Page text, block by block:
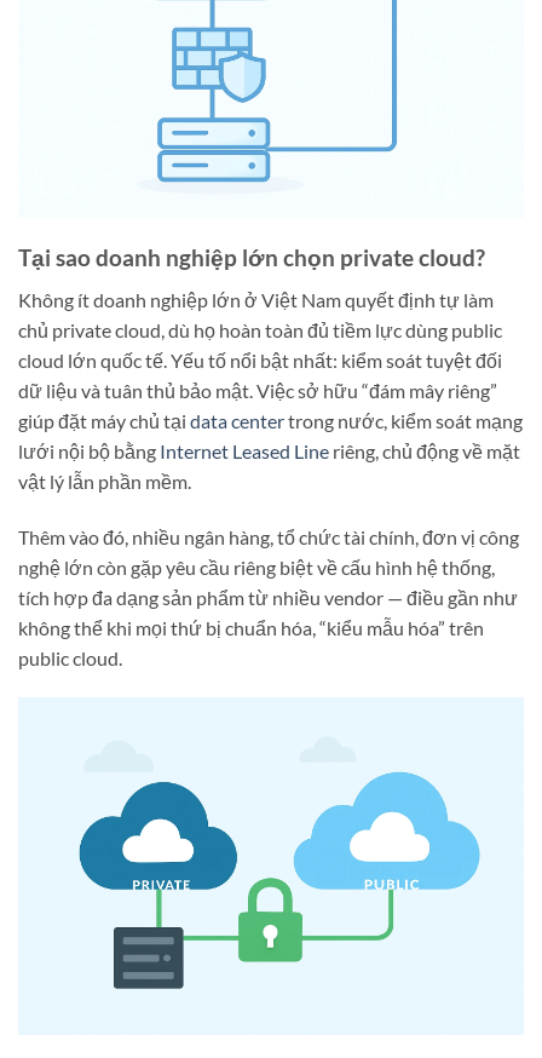
Tại sao doanh nghiệp lớn chọn private cloud?
Không ít doanh nghiệp lớn ở Việt Nam quyết định tự làm
chủ private cloud, dù họ hoàn toàn đủ tiềm lực dùng public
cloud lớn quốc tế. Yếu tố nổi bật nhất: kiểm soát tuyệt đối
dữ liệu và tuân thủ bảo mật. Việc sở hữu “đám mây riêng”
giúp đặt máy chủ tại data centertrong nước, kiểm soát mạng
lưới nội bộ bằng Internet Leased Line riêng, chủ động về mặt
vật lý lẫn phần mềm.
Thêm vào đó, nhiều ngân hàng, tổ chức tài chính, đơn vị công
nghệ lớn còn gặp yêu cầu riêng biệt về cấu hình hệ thống,
tích hợp đa dạng sản phẩm từ nhiều vendor — điều gần như
không thể khi mọi thứ bị chuẩn hóa, “kiểu mẫu hóa” trên
public cloud.